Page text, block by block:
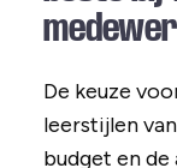
De keuze
leerstijlen
budget en de